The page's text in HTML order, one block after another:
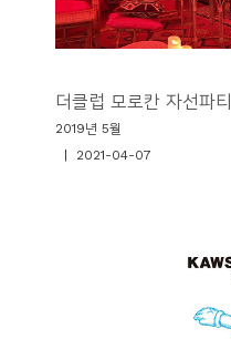
더클럽 모로칸 자선파티
2019년 5월
| 2021-04-07